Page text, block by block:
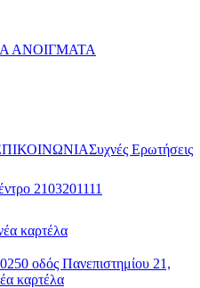
ΑΝΟΙΓΜΑΤΑ
Συχνές Ερωτήσεις
2103201111
καρτέλα
οδός Πανεπιστημίου 21,
καρτέλα